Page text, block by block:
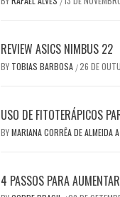
REVIEW ASICS NIMBUS 22
BY TOBIAS BARBOSA /26 DE
USO DE FITOTERÁPICOS
BYMARIANA CORRÊA DE ALMEIDA
4 PASSOS PARA